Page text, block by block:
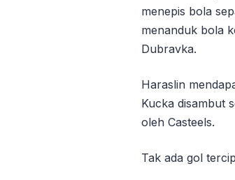
menepis bola
menanduk bola
Dubravka.
Haraslin
Kucka disambut
oleh Casteels.
Tak ada gol